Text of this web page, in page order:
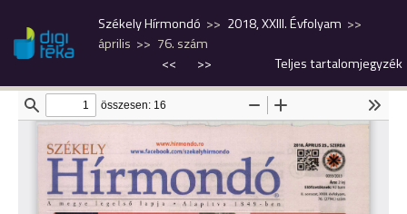
Székely Hírmondó
2018, XXIII. Évfolyam
április
76. szám
<<
>> Teljes tartalomjegyzék